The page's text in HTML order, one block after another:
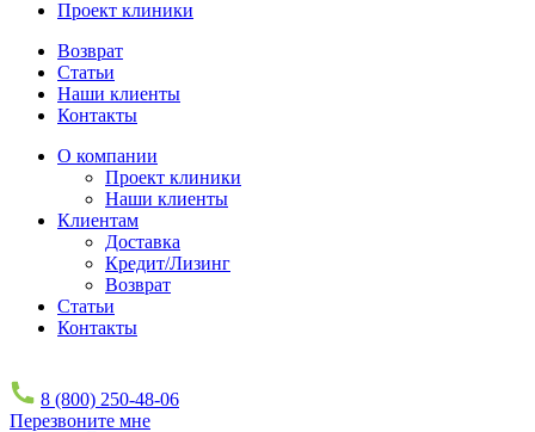
Проект клиники
Возврат
Статьи
Наши клиенты
Контакты
О компании
Проект клиники
Наши клиенты
Клиентам
Доставка
Кредит/Лизинг
Возврат
Статьи
Контакты
8 (800) 250-48-06
Перезвоните мне